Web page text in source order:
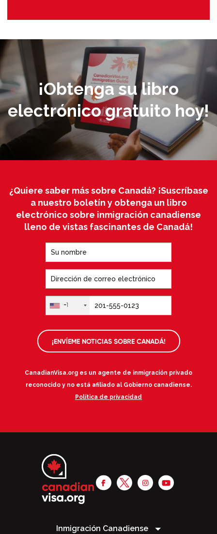
¡Obtenga su libro
electrónico gratuito hoy!
¿Quiere saber más sobre Canadá? ¡Suscríbase
a nuestro boletín y obtenga un libro
electrónico sobre inmigración canadiense
lleno de vistas fascinantes de Canadá!
+1
¡ENVÍEME NOTICIAS SOBRE CANADÁ!
CanadianVisa.org es un agente de inmigración privado
reconocido y no está afiliado al Gobierno canadiense.
Política de privacidad
Inmigración Canadiense